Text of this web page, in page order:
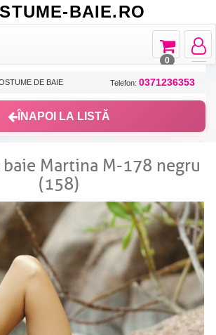
BAIE.RO
Toggle
Toggle
navigation
0
DE BAIE Telefon: 0371236353
ÎNAPOI LA LISTĂ
Martina M-178 negru
(158)